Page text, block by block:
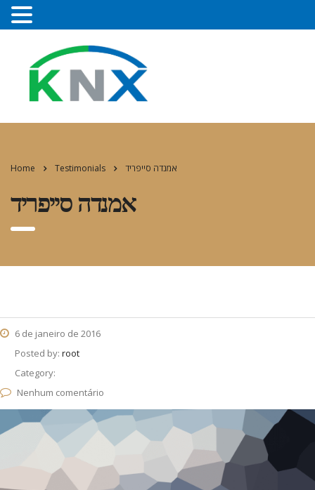
Home Testimonials אמנדה סייפריד
אמנדה סייפריד
6 de janeiro de 2016
Posted by: root
Category:
Nenhum comentário